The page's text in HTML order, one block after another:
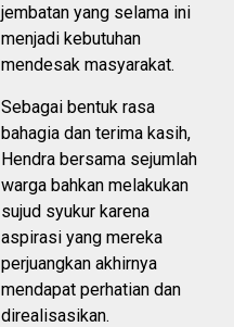
jembatan yang selama ini
menjadi kebutuhan
mendesak masyarakat.
Sebagai bentuk rasa
bahagia dan terima kasih,
Hendra bersama sejumlah
warga bahkan melakukan
sujud syukur karena
aspirasi yang mereka
perjuangkan akhirnya
mendapat perhatian dan
direalisasikan.